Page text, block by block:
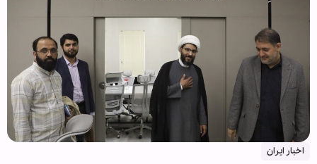
اخبار ایران